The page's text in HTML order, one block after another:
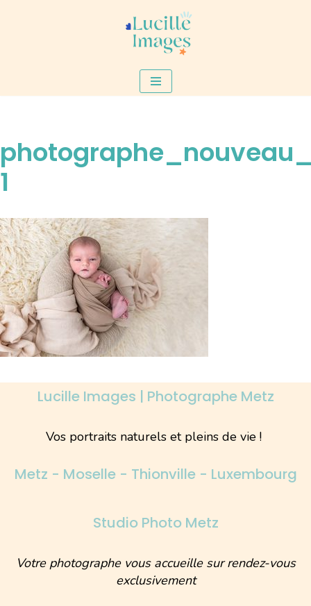
1
Lucille Images | Photographe Metz
Vos portraits naturels et pleins de vie !
Metz - Moselle - Thionville - Luxembourg
Studio Photo Metz
Votre photographe vous accueille sur rendez-vous
exclusivement